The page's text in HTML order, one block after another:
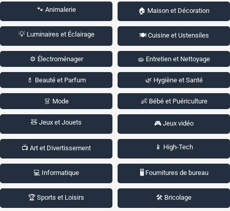
🐾 Animalerie 🏠 Maison et Décoration
💡 Luminaires et Éclairage 🍽️ Cuisine et Ustensiles
⚙️ Électroménager 🧽 Entretien et Nettoyage
💄 Beauté et Parfum 🌿 Hygiène et Santé
👗 Mode 👶 Bébé et Puériculture
🧸 Jeux et Jouets 🎮 Jeux vidéo
📺 Art et Divertissement 📱 High-Tech
💻 Informatique 🖥️ Fournitures de bureau
🏆 Sports et Loisirs 🛠️ Bricolage